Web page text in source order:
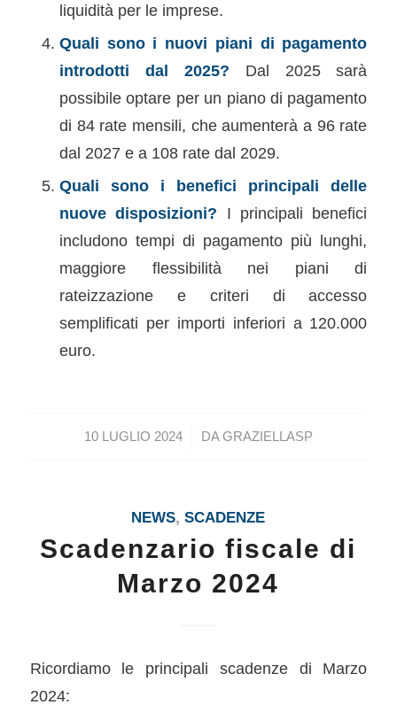
liquidità per le imprese.
Quali sono i nuovi piani di pagamento
introdotti dal 2025? Dal 2025 sarà
possibile optare per un piano di pagamento
di 84 rate mensili, che aumenterà a 96 rate
dal 2027 e a 108 rate dal 2029.
Quali sono i benefici principali delle
nuove disposizioni? I principali benefici
includono tempi di pagamento più lunghi,
maggiore flessibilità nei piani di
rateizzazione e criteri di accesso
semplificati per importi inferiori a 120.000
euro.
10 LUGLIO 2024
/ DAGRAZIELLASP
NEWS,SCADENZE
Scadenzario fiscale di
Marzo 2024
Ricordiamo le principali scadenze di Marzo
2024: